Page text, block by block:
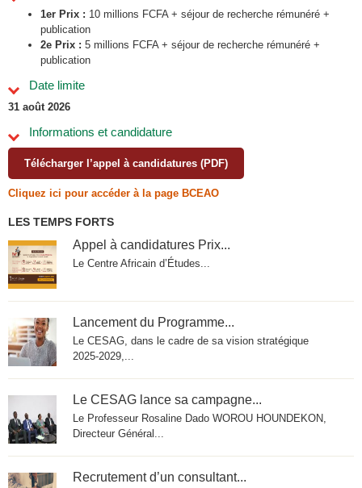
1er Prix : 10 millions FCFA + séjour de recherche rémunéré +
publication
2e Prix : 5 millions FCFA + séjour de recherche rémunéré +
publication
Date limite
31 août 2026
Informations et candidature
Télécharger l’appel à candidatures (PDF)
Cliquez ici pour accéder à la page BCEAO
LES TEMPS FORTS
Appel à candidatures Prix...
Le Centre Africain d’Études...
Lancement du Programme...
Le CESAG, dans le cadre de sa vision stratégique
2025‑2029,...
Le CESAG lance sa campagne...
Le Professeur Rosaline Dado WOROU HOUNDEKON,
Directeur Général...
Recrutement d’un consultant...